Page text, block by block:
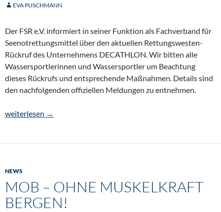
EVA PUSCHMANN
Der FSR e.V. informiert in seiner Funktion als Fachverband für
Seenotrettungsmittel über den aktuellen Rettungswesten-
Rückruf des Unternehmens DECATHLON. Wir bitten alle
Wassersportlerinnen und Wassersportler um Beachtung
dieses Rückrufs und entsprechende Maßnahmen. Details sind
den nachfolgenden offiziellen Meldungen zu entnehmen.
Rettungswesten-Rückruf des Unternehmens DECATHLON
weiterlesen →
NEWS
MOB – OHNE MUSKELKRAFT
BERGEN!